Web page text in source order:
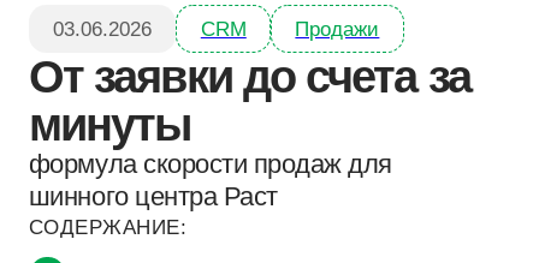
От заявки до счета за
минуты
формула скорости продаж для
шинного центра Раст
СОДЕРЖАНИЕ:
➤ На потоке 100–200 счетов в месяц эти
«минуты» превращаются в часы